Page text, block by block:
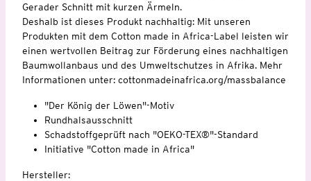
Gerader Schnitt mit kurzen Ärmeln.
Deshalb ist dieses Produkt nachhaltig: Mit unseren
Produkten mit dem Cotton made in Africa-Label leisten wir
einen wertvollen Beitrag zur Förderung eines nachhaltigen
Baumwollanbaus und des Umweltschutzes in Afrika. Mehr
Informationen unter: cottonmadeinafrica.org/massbalance
"Der König der Löwen"-Motiv
Rundhalsausschnitt
Schadstoffgeprüft nach "OEKO-TEX®"-Standard
Initiative "Cotton made in Africa"
Hersteller: